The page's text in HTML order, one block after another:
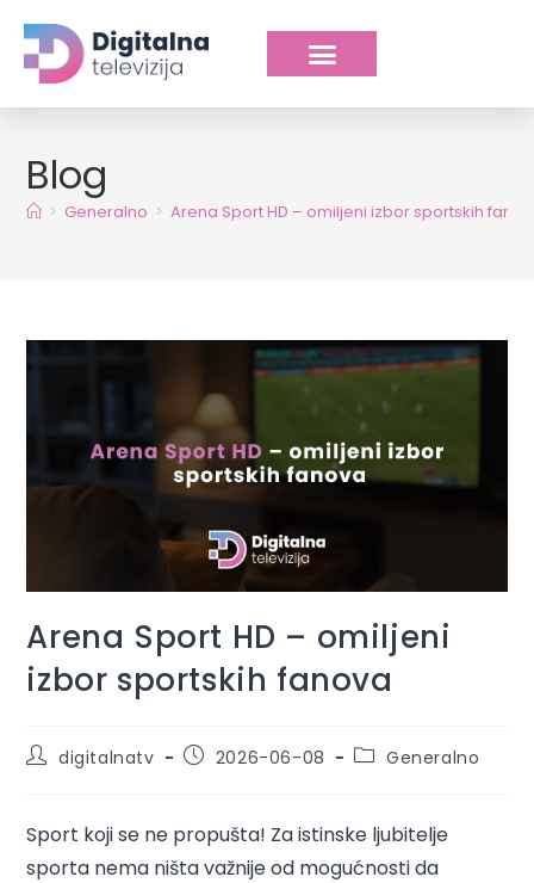
Blog
> Generalno > Arena Sport HD – omiljeni izbor sportskih
Arena Sport HD – omiljeni
izbor sportskih fanova
digitalnatv 2026-06-08 Generalno
Sport koji se ne propušta! Za istinske ljubitelje
sporta nema ništa važnije od mogućnosti da